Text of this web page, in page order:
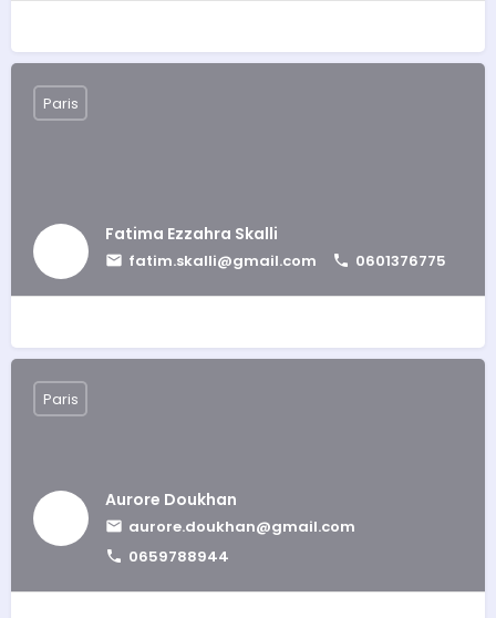
Fatima Ezzahra Skalli
fatim.skalli@gmail.com 0601376775
Paris
Aurore Doukhan
aurore.doukhan@gmail.com
0659788944
Paris